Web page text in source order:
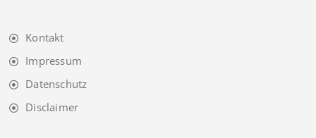
Kontakt
Impressum
Datenschutz
Disclaimer